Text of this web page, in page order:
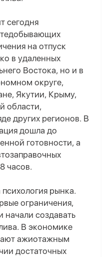
сегодня
на отпуск
в удаленных
Востока, но и в
округе,
Якутии, Крыму,
области,
других регионов. В
дошла до
готовности, а
часов.
рынка.
ограничения,
начали создавать
В экономике
ажиотажным
достаточных